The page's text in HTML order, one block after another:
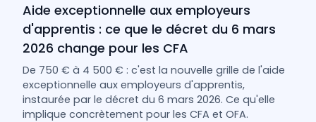
Aide exceptionnelle aux employeurs
d'apprentis : ce que le décret du 6 mars
2026 change pour les CFA
De 750 € à 4 500 € : c'est la nouvelle grille de l'aide
exceptionnelle aux employeurs d'apprentis,
instaurée par le décret du 6 mars 2026. Ce qu'elle
implique concrètement pour les CFA et OFA.